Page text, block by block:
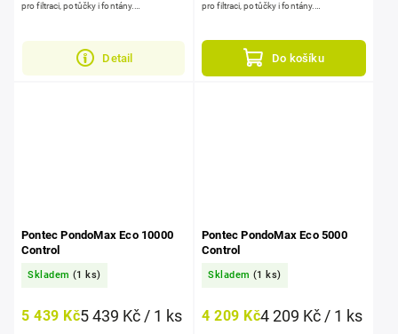
Detail
pro filtraci, potůčky i fontány.
Do košíku
pro filtraci, potůčky i fontány.
Pontec PondoMax Eco 10000
Control
Skladem (1 ks)
5 439 Kč5 439 Kč / 1 ks
Pontec PondoMax Eco 5000
Control
Skladem (1 ks)
4 209 Kč4 209 Kč / 1 ks